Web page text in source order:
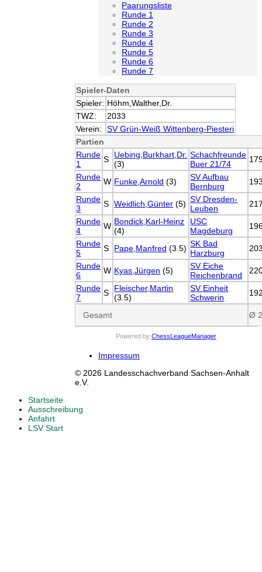
Paarungsliste
Runde 1
Runde 2
Runde 3
Runde 4
Runde 5
Runde 6
Runde 7
Spieler-Daten
Spieler: Höhm,Walther,Dr.
TWZ:
2033
Verein:
SV Grün-Weiß Wittenberg-Piesteri
Partien
Runde
1
S
Uebing,Burkhart,Dr.
(3)
Schachfreunde
Buer 21/74
Runde
2
W Funke,Arnold (3)
SV Aufbau
Bernburg
Runde
3
S Weidlich,Günter (5) SV Dresden-
Leuben
Runde
4
W Bondick,Karl-Heinz
(4)
USC
Magdeburg
Runde
5
S Pape,Manfred (3.5) SK Bad
Harzburg
Runde
6
W Kyas,Jürgen (5)
SV Eiche
Reichenbrand
Runde
7
S
Fleischer,Martin
(3.5)
SV Einheit
Schwerin
Gesamt Ø
Powered by ChessLeagueManager
Impressum
© 2026 Landesschachverband Sachsen-Anhalt
e.V.
Startseite
Ausschreibung
Anfahrt
LSV Start